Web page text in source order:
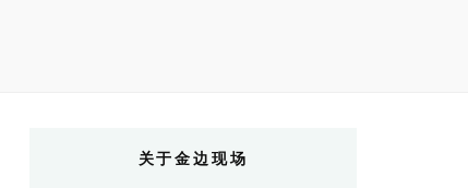
关于金边现场